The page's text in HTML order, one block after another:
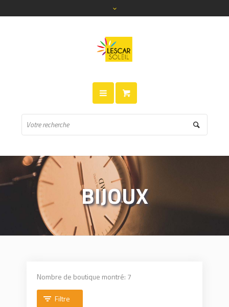
BIJOUX
Nombre de boutique montré: 7
Filtre